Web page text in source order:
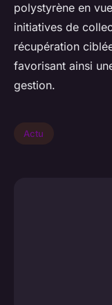
polystyrène en
initiatives de
récupération
favorisant ainsi
gestion.
Actu